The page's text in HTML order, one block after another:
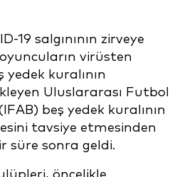
19 salgınının zirveye
virüsten
yedek kuralının
Uluslararası Futbol
beş yedek kuralının
tavsiye etmesinden
süre sonra geldi.